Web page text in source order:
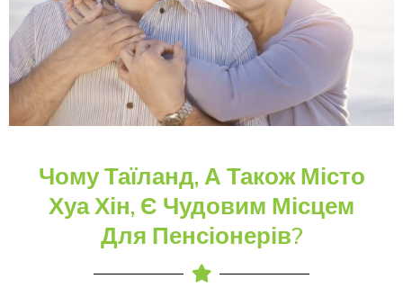
Чому Таїланд, А Також Місто
Хуа Хін, Є Чудовим Місцем
Для Пенсіонерів?